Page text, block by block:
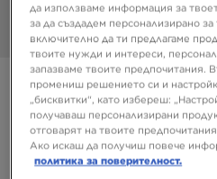
NIKE REAX 8 TR
89,99 €
176,01 ЛВ.
да използваме информация за
за да създадем персонализирано
включително да ти предлагаме
твоите нужди и интереси,
запазваме твоите
промениш решението си и
„бисквитки“, като избереш:
получаваш персонализирани
отговарят на твоите
Ако искаш да получиш повече
политика за поверителност.